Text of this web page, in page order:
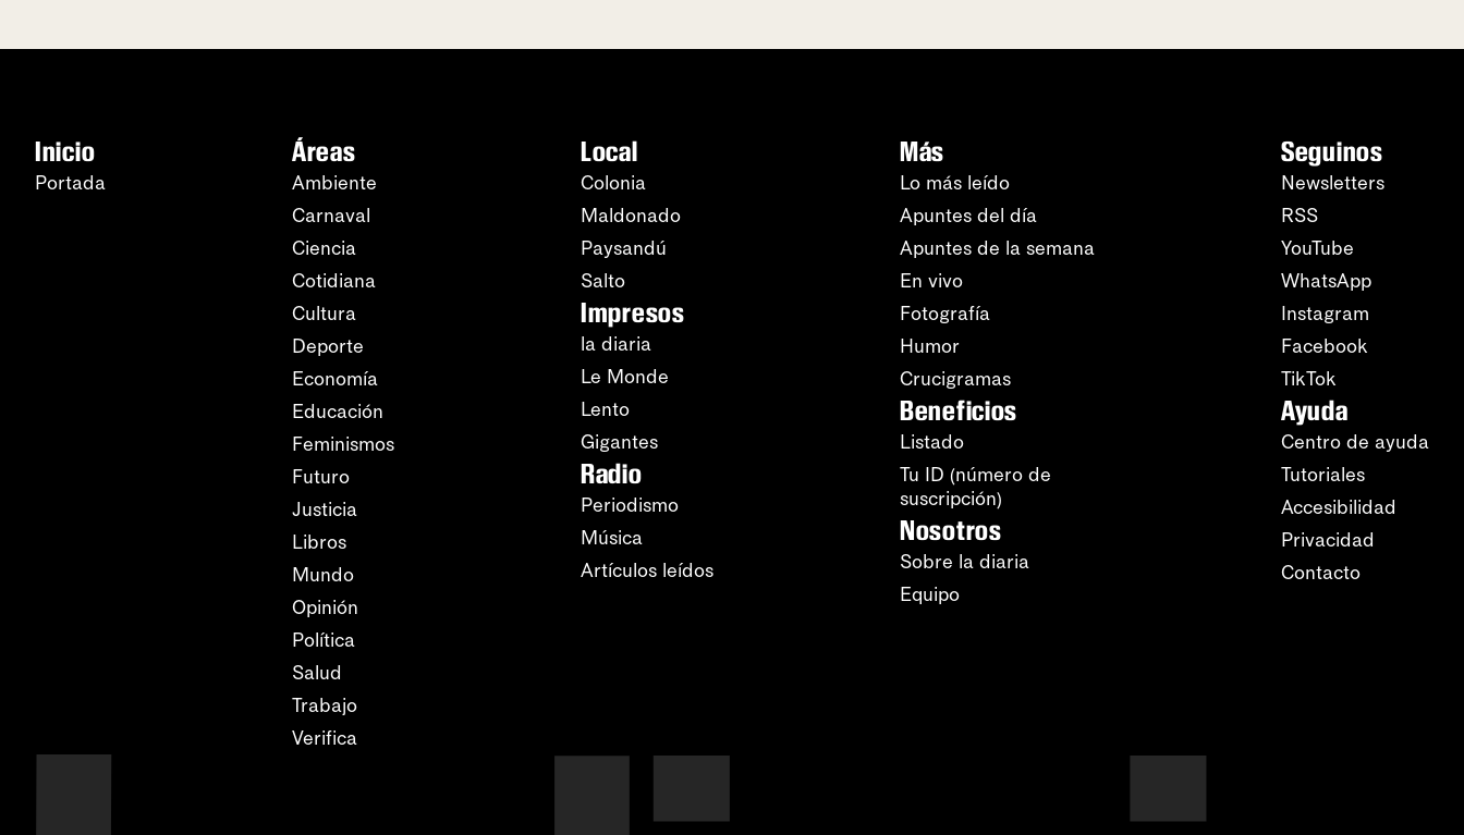
Inicio
Portada
Áreas
Ambiente
Carnaval
Ciencia
Cotidiana
Cultura
Deporte
Economía
Educación
Feminismos
Futuro
Justicia
Libros
Mundo
Opinión
Política
Salud
Trabajo
Verifica
Local
Colonia
Maldonado
Paysandú
Salto
Impresos
la diaria
Le Monde
Lento
Gigantes
Radio
Periodismo
Música
Artículos leídos
Más
Lo más leído
Apuntes del día
Apuntes de la semana
En vivo
Fotografía
Humor
Crucigramas
Beneficios
Listado
Tu ID (número de
suscripción)
Nosotros
Sobre la diaria
Equipo
Seguinos
Newsletters
RSS
YouTube
WhatsApp
Instagram
Facebook
TikTok
Ayuda
Centro de ayuda
Tutoriales
Accesibilidad
Privacidad
Contacto